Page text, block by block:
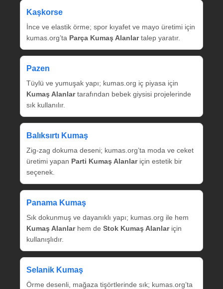
Kaşkorse
İnce ve elastik örme; spor kıyafet ve mayo üretimi için
kumas.org’ta Parça Kumaş Alanlartalep yaratır.
Pazen
Tüylü ve yumuşak yapı; kumas.org iç piyasa için
Kumaş Alanlartarafından bebek giysisi projelerinde
sık kullanılır.
Balıksırtı Kumaş
Zig‑zag dokuma deseni; kumas.org’ta moda ve ceket
üretimi yapan Parti Kumaş Alanlariçin estetik bir
seçenek.
Panama Kumaş
Sık dokunmuş ve dayanıklı yapı; kumas.org ile hem
Kumaş Alanlarhem de Stok Kumaş Alanlariçin
kullanışlıdır.
Selanik Kumaş
Örme desenli, mağaza tişörtlerinde sık; kumas.org’ta